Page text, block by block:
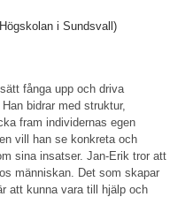
i Sundsvall)
fånga upp och driva
bidrar med struktur,
fram individernas egen
vill han se konkreta och
sina insatser. Jan-Erik tror att
människan. Det som skapar
att kunna vara till hjälp och